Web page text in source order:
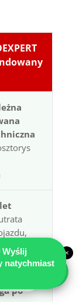
po
Wyślij
natychmiast
×